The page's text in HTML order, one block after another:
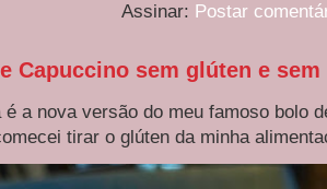
Assinar: Postar
Capuccino sem glúten e
é a nova versão do meu famoso bolo
tirar o glúten da minha